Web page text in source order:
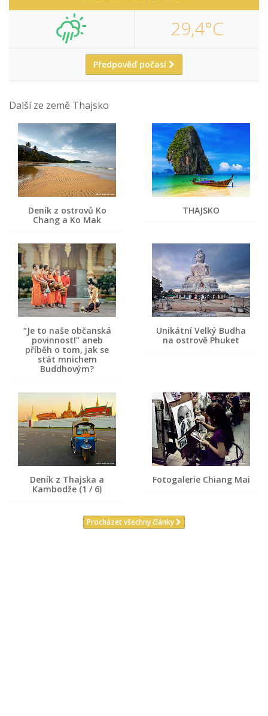
29,4°C
Předpověď počasí
Další ze země Thajsko
Deník z ostrovů Ko
Chang a Ko Mak
THAJSKO
“Je to naše občanská
povinnost!” aneb
příběh o tom, jak se
stát mnichem
Buddhovým?
Unikátní Velký Budha
na ostrově Phuket
Deník z Thajska a
Kambodže (1 / 6)
Fotogalerie Chiang Mai
Procházet všechny články